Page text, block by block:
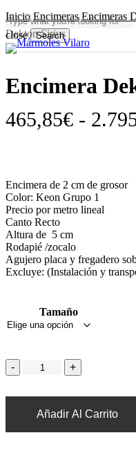
Skip
to
main
content
close
Search
Close
Inicio Encimeras Encimeras
Dekton Sirius
Encimera
465,85€ -
Encimera de 2 cm de grosor
Color: Keon Grupo 1
Precio por metro lineal
Canto Recto
Altura de 5 cm
Rodapié /zocalo
Agujero placa y fregadero
Excluye: (Instalación y
Tamaño
Añadir Al Carrito